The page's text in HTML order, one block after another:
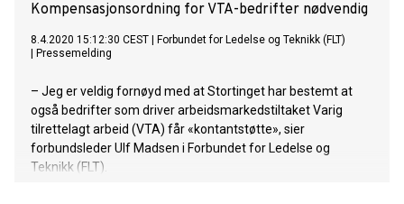
Kompensasjonsordning for VTA-bedrifter nødvendig
8.4.2020 15:12:30 CEST
Forbundet for Ledelse og Teknikk (FLT)
Pressemelding
– Jeg er veldig fornøyd med at Stortinget har bestemt at
også bedrifter som driver arbeidsmarkedstiltaket Varig
tilrettelagt arbeid (VTA) får «kontantstøtte», sier
forbundsleder Ulf Madsen i Forbundet for Ledelse og
Teknikk (FLT).